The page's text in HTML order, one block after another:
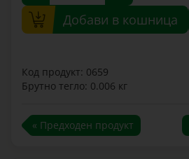
Добави в кошница
Код продукт: 0659
Брутно тегло: 0.006 кг
« Предходен продукт